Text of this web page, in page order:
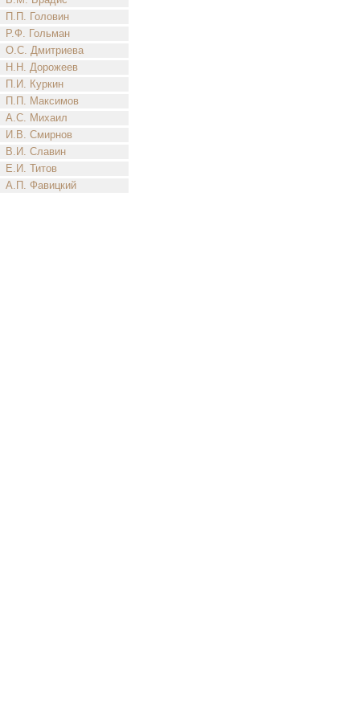
П.П. Головин
Р.Ф. Гольман
О.С. Дмитриева
Н.Н. Дорожеев
П.И. Куркин
П.П. Максимов
А.С. Михаил
И.В. Смирнов
В.И. Славин
Е.И. Титов
А.П. Фавицкий